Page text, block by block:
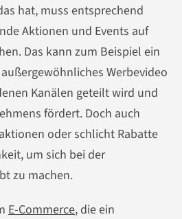
hat, muss entsprechend
Aktionen und Events auf
Das kann zum Beispiel ein
Werbevideo
Kanälen geteilt wird und
fördert. Doch auch
oder schlicht Rabatte
um sich bei der
zu machen.
E-Commerce, die ein